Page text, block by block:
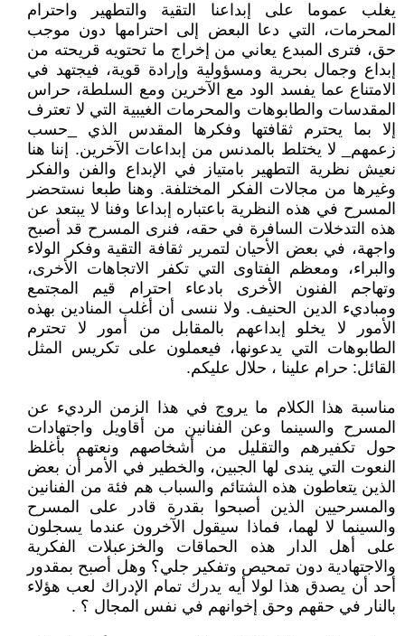
يغلب عموما على إبداعنا التقية والتطهير واحترام
المحرمات، التي دعا البعض إلى احترامها دون موجب
حق، فترى المبدع يعاني من إخراج ما تحتويه قريحته من
إبداع وجمال بحرية ومسؤولية وإرادة قوية، فيجتهد في
الامتناع عما يفسد الود مع الآخرين ومع السلطة، حراس
المقدسات والطابوهات والمحرمات الغيبية التي لا تعترف
إلا بما يحترم ثقافتها وفكرها المقدس الذي _حسب
زعمهم_ لا يختلط بالمدنس من إبداعات الآخرين. إننا هنا
نعيش نظرية التطهير بامتياز في الإبداع والفن والفكر
وغيرها من مجالات الفكر المختلفة. وهنا طبعا نستحضر
المسرح في هذه النظرية باعتباره إبداعا وفنا لا يبتعد عن
هذه التدخلات السافرة في حقه، فنرى المسرح قد أصبح
واجهة، في بعض الأحيان لتمرير ثقافة التقية وفكر الولاء
والبراء، ومعظم الفتاوى التي تكفر الاتجاهات الأخرى،
وتهاجم الفنون الأخرى بادعاء احترام قيم المجتمع
ومباديء الدين الحنيف. ولا ننسى أن أغلب المنادين بهذه
الأمور لا يخلو إبداعهم بالمقابل من أمور لا تحترم
الطابوهات التي يدعونها، فيعملون على تكريس المثل
القائل: حرام علينا ، حلال عليكم.
مناسبة هذا الكلام ما يروج في هذا الزمن الرديء عن
المسرح والسينما وعن الفنانين من أقاويل واجتهادات
حول تكفيرهم والتقليل من أشخاصهم ونعتهم بأغلظ
النعوت التي يندى لها الجبين، والخطير في الأمر أن بعض
الذين يتعاطون هذه الشتائم والسباب هم فئة من الفنانين
والمسرحيين الذين أصبحوا بقدرة قادر على المسرح
والسينما لا لهما، فماذا سيقول الآخرون عندما يسجلون
على أهل الدار هذه الحماقات والخزعبلات الفكرية
والاجتهادية دون تمحيص وتفكير جلي؟ وهل أصبح بمقدور
أحد أن يصدق هذا لولا أيه يدرك تمام الإدراك لعب هؤلاء
بالنار في حقهم وحق إخوانهم في نفس المجال ؟ .